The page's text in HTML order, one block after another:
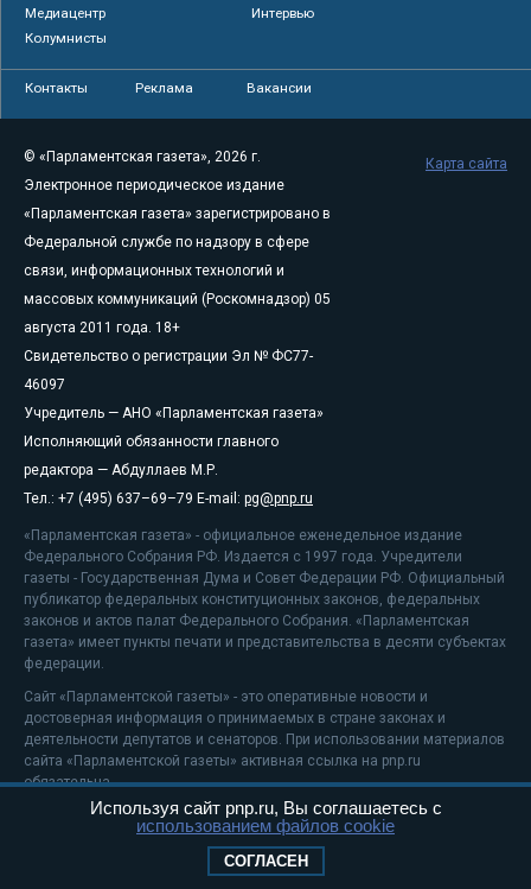
Медиацентр
Интервью
Колумнисты
Контакты Реклама Вакансии
© «Парламентская газета», 2026 г.
Электронное периодическое издание
«Парламентская газета» зарегистрировано в
Федеральной службе по надзору в сфере
связи, информационных технологий и
массовых коммуникаций (Роскомнадзор) 05
августа 2011 года. 18+
Свидетельство о регистрации Эл № ФС77-
46097
Учредитель — АНО «Парламентская газета»
Исполняющий обязанности главного
редактора — Абдуллаев М.Р.
Тел.: +7 (495) 637–69–79 E-mail: pg@pnp.ru
«Парламентская газета» - официальное еженедельное издание
Федерального Собрания РФ. Издается с 1997 года. Учредители
газеты - Государственная Дума и Совет Федерации РФ. Официальный
публикатор федеральных конституционных законов, федеральных
законов и актов палат Федерального Собрания. «Парламентская
газета» имеет пункты печати и представительства в десяти субъектах
федерации.
Сайт «Парламентской газеты» - это оперативные новости и
достоверная информация о принимаемых в стране законах и
деятельности депутатов и сенаторов. При использовании материалов
сайта «Парламентской газеты» активная ссылка на pnp.ru
обязательна.
На информационном ресурсе применяютсярекомендательные
Положение о защите персональных данных
Карта сайта
Используя сайт pnp.ru, Вы соглашаетесь с
использованием файлов cookie
СОГЛАСЕН